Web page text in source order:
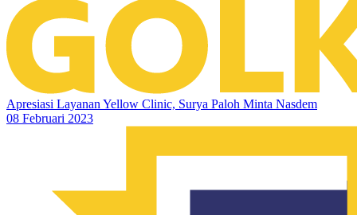
Apresiasi Layanan Yellow Clinic, Surya Paloh Minta Nasdem
08 Februari 2023